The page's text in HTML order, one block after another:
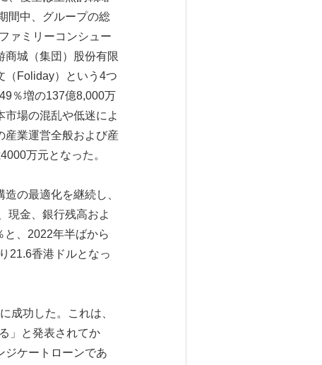
間中、グループの総
ァミリーコンシュー
商城（集団）股份有限
（Foliday）という4つ
％増の137億8,000万
市場の混乱や低迷によ
産業運営全般および産
万元となった。
の最適化を継続し、
現金、銀行残高およ
、2022年半ばから
21.6香港ドルとなっ
成功した。これは、
」と発表されてか
ジケートローンであ